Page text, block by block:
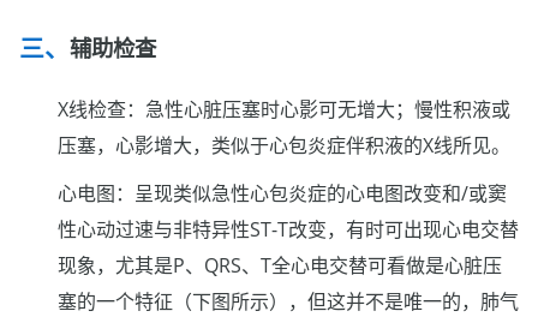
辅助检查
X线检查：急性心脏压塞时心影可无增大；慢性积液或
压塞，心影增大，类似于心包炎症伴积液的X线所见。
心电图：呈现类似急性心包炎症的心电图改变和/或窦
性心动过速与非特异性ST-T改变，有时可出现心电交替
现象，尤其是P、QRS、T全心电交替可看做是心脏压
塞的一个特征（下图所示），但这并不是唯一的，肺气